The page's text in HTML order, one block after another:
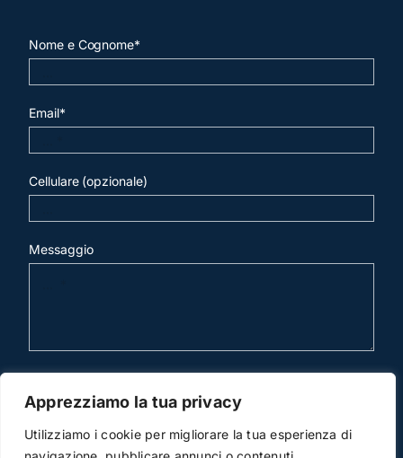
Apprezziamo la tua privacy
Utilizziamo i cookie per migliorare la tua esperienza di
Nome e Cognome*
Email*
Cellulare (opzionale)
Messaggio
invia mail